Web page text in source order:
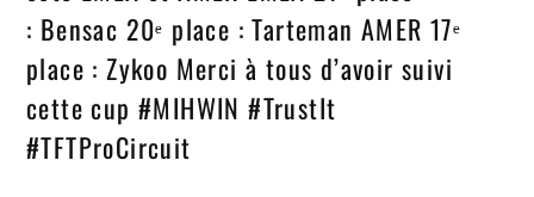
: Bensac 20ᵉ place : Tarteman AMER 17ᵉ
place : Zykoo Merci à tous d’avoir suivi
cette cup #MIHWIN #TrustIt
#TFTProCircuit